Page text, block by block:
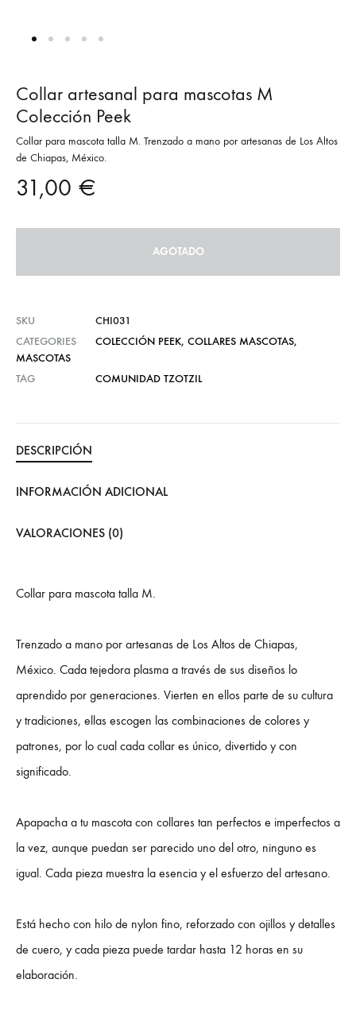
Collar artesanal para mascotas M
Colección Peek
Collar para mascota talla M. Trenzado a mano por artesanas de Los Altos
de Chiapas, México.
31,00 €
AGOTADO
SKU
CHI031
CATEGORIES
COLECCIÓN PEEK, COLLARES MASCOTAS,
MASCOTAS
TAG
COMUNIDAD TZOTZIL
DESCRIPCIÓN
INFORMACIÓN ADICIONAL
VALORACIONES (0)
Collar para mascota talla M.
Trenzado a mano por artesanas de Los Altos de Chiapas,
México. Cada tejedora plasma a través de sus diseños lo
aprendido por generaciones. Vierten en ellos parte de su cultura
y tradiciones, ellas escogen las combinaciones de colores y
patrones, por lo cual cada collar es único, divertido y con
significado.
Apapacha a tu mascota con collares tan perfectos e imperfectos a
la vez, aunque puedan ser parecido uno del otro, ninguno es
igual. Cada pieza muestra la esencia y el esfuerzo del artesano.
Está hecho con hilo de nylon fino, reforzado con ojillos y detalles
de cuero, y cada pieza puede tardar hasta 12 horas en su
elaboración.